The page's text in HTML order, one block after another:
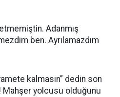
Adanmış
ben. Ayrılamazdım
kalmasın” dedin son
yolcusu olduğunu